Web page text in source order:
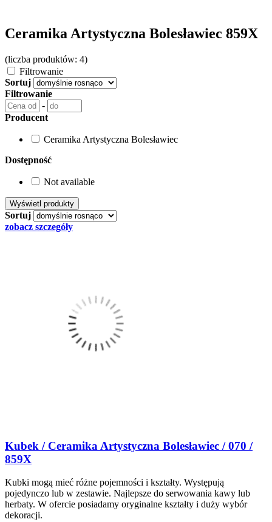
Ceramika Artystyczna Bolesławiec 859X
(liczba produktów: 4)
Filtrowanie
Sortuj
Filtrowanie
-
Producent
Ceramika Artystyczna Bolesławiec
Dostępność
Not available
Sortuj
zobacz szczegóły
Kubek / Ceramika Artystyczna Bolesławiec / 070 /
859X
Kubki mogą mieć różne pojemności i kształty. Występują
pojedynczo lub w zestawie. Najlepsze do serwowania kawy lub
herbaty. W ofercie posiadamy oryginalne kształty i duży wybór
dekoracji.